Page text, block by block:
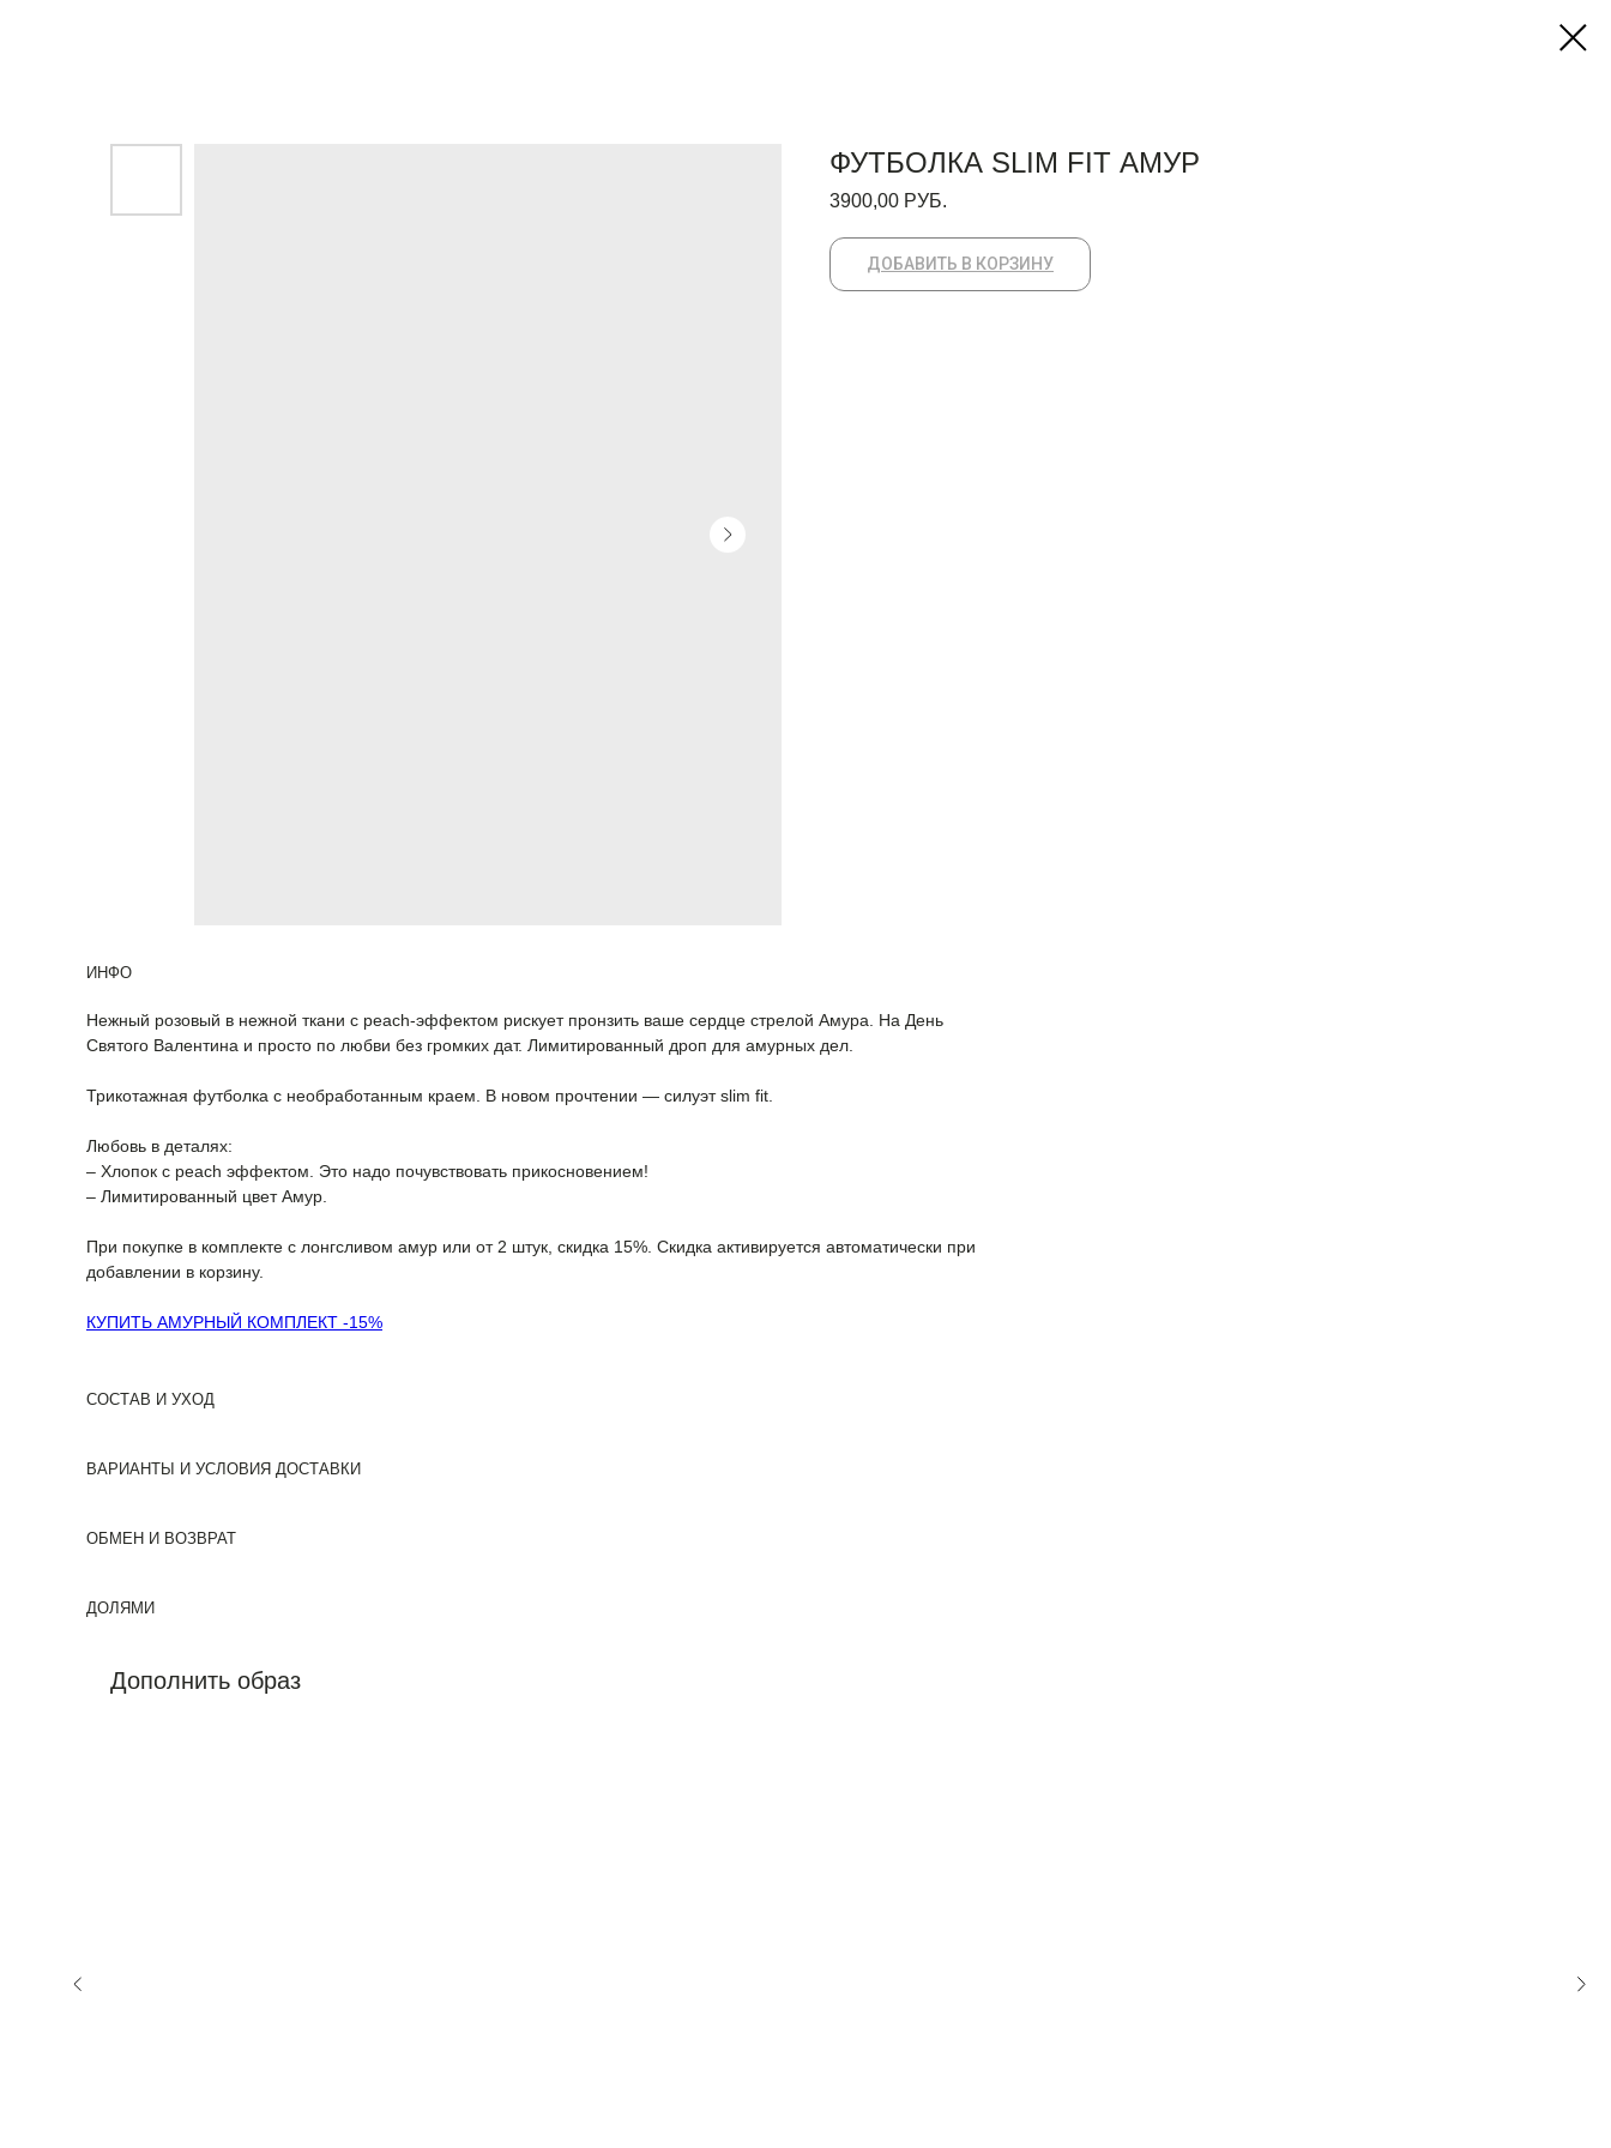
ФУТБОЛКА SLIM FIT АМУР
3900,00 РУБ.
ДОБАВИТЬ В КОРЗИНУ
ИНФО
Нежный розовый в нежной ткани с peach-эффектом рискует пронзить ваше сердце стрелой Амура. На День
Святого Валентина и просто по любви без громких дат. Лимитированный дроп для амурных дел.
Трикотажная футболка с необработанным краем. В новом прочтении — силуэт slim fit.
Любовь в деталях:
– Хлопок с peach эффектом. Это надо почувствовать прикосновением!
– Лимитированный цвет Амур.
При покупке в комплекте с лонгсливом амур или от 2 штук, скидка 15%. Скидка активируется автоматически при
добавлении в корзину.
КУПИТЬ АМУРНЫЙ КОМПЛЕКТ -15%
СОСТАВ И УХОД
ВАРИАНТЫ И УСЛОВИЯ ДОСТАВКИ
ОБМЕН И ВОЗВРАТ
ДОЛЯМИ
Дополнить образ